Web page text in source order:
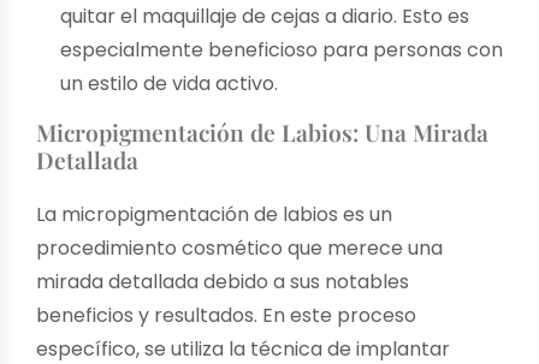
quitar el maquillaje de cejas a diario. Esto es
especialmente beneficioso para personas con
un estilo de vida activo.
Micropigmentación de Labios: Una Mirada
Detallada
La micropigmentación de labios es un
procedimiento cosmético que merece una
mirada detallada debido a sus notables
beneficios y resultados. En este proceso
específico, se utiliza la técnica de implantar